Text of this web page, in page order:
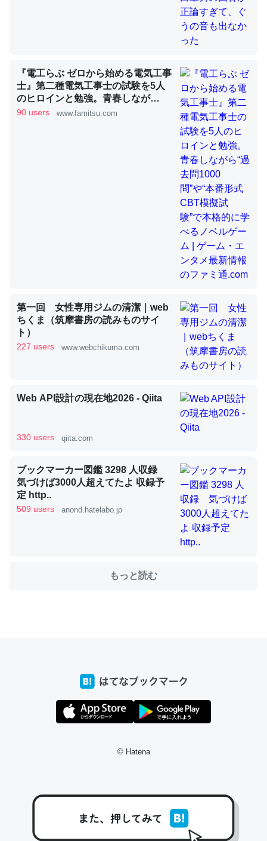
昆虫ってカルシウム少ないのか。知らんかった。調べたら
コオロギのカルシウム分はエビの600分の1程度。
─ニュース :: 【研究発表】昆虫学の大問題＝「昆虫はなぜ海にいな
いのか」に関する新仮説
論文では「淡水はカルシウムも酸素も不足してて両方に不
利だから両方が拮抗してるのでは」とあって面白い。海に
いる鋏角類（カブトガニ・ウミグモ）はカルシウムを使わ
ずキチンを強化してる筈だが、酵素が違うのか？
─ニュース :: 【研究発表】昆虫学の大問題＝「昆虫はなぜ海にいな
これを元に考えるとカルシウムを大量に使う脊椎動物と貝
類は苦労してるんだな…。腹足類だと殻を無くしてナメク
ウチもEchoを実家に置いて４年。でたまに覗いてる。ぼ
ちぼちRingも置こうかと画策中。あと、Googleマップで
位置情報を共有してる。電池残量や充電中かが分かるので
これ見て生きてるなって分かる。
─たまにLINEするくらいだった遠方の父67歳と僕。ITツール導入で
コミュニケーションが劇的に変化した｜tayorini by LIFULL介護
─たまにLINEするくらいだった遠方の父67歳と僕。ITツール導入で
コミュニケーションが劇的に変化した｜tayorini by LIFULL介護
https://toyoshi.hatenablog.com/entry/2019/05/15/1805
─たまにLINEするくらいだった遠方の父67歳と僕。ITツール導入で
『電工らぶ ゼロから始める電気工事
士』第二種電気工事士の試験を5人
のヒロインと勉強。青春しなが
ら“過去問1000問”や“本番形式CBT
90 users www.famitsu.com
第一回 女性専用ジムの清潔｜web
ちくま（筑摩書房の読みものサイ
ト）
227 users www.webchikuma.com
Web API設計の現在地2026 - Qiita
330 users qiita.com
ブックマーカー図鑑 3298 人収録
気づけば3000人超えてたよ 収録予
定 http..
509 users anond.hatelabo.jp
もっと読む
© Hatena